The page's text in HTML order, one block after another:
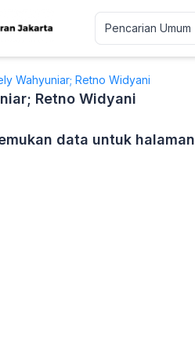
Wahyuniar; Retno Widyani
Retno Widyani
data untuk